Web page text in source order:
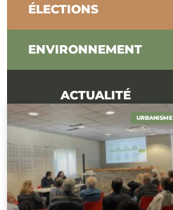
ÉLECTIONS
ENVIRONNEMENT
ACTUALITÉ
URBANISME